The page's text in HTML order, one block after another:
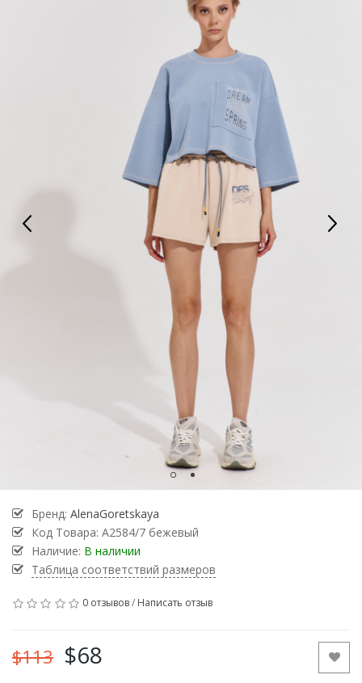
Бренд: AlenaGoretskaya
Код Товара: А2584/7 бежевый
Наличие: В наличии
Таблица соответствий размеров
0 отзывов/ Написать отзыв
$113 $68